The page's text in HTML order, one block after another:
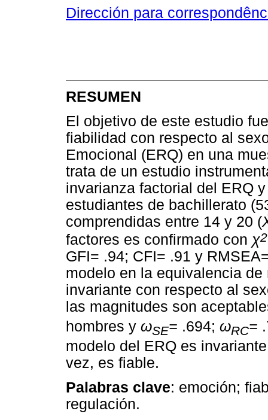
Dirección para
RESUMEN
El objetivo de este estudio
fiabilidad con respecto al
Emocional (ERQ) en una
trata de un estudio
invarianza factorial del ERQ
estudiantes de bachillerato
comprendidas entre 14 y 20 (
factores es confirmado con χ2
GFI= .94; CFI= .91 y
modelo en la equivalencia
invariante con respecto al
las magnitudes son
hombres y ωSE= .694; ωRC=
modelo del ERQ es
vez, es fiable.
Palabras clave: emoción;
regulación.